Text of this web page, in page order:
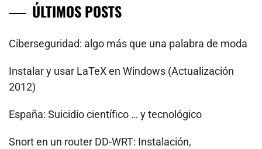
ÚLTIMOS POSTS
Ciberseguridad: algo más que una palabra de moda
Instalar y usar LaTeX en Windows (Actualización
2012)
España: Suicidio científico … y tecnológico
Snort en un router DD-WRT: Instalación,